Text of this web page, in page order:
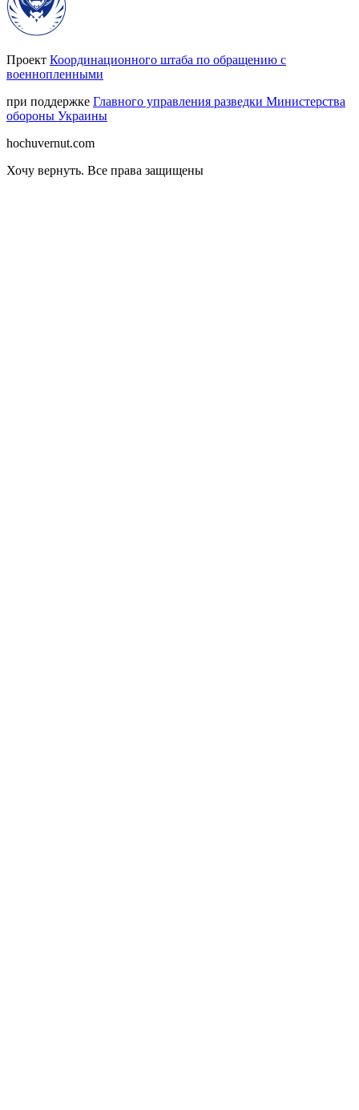
Проект Координационного штаба по обращению с
военнопленными
при поддержке Главного управления разведки Министерства
обороны Украины
hochuvernut.com
Хочу вернуть. Все права защищены